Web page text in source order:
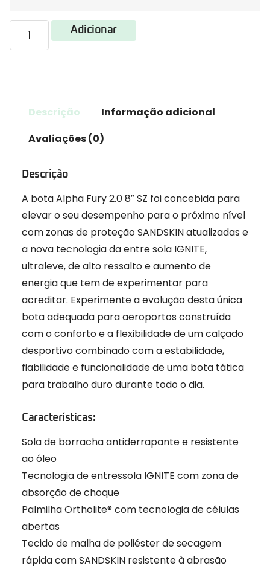
Adicionar
Descrição
Informação adicional
Avaliações (0)
Descrição
A bota Alpha Fury 2.0 8″ SZ foi concebida para
elevar o seu desempenho para o próximo nível
com zonas de proteção SANDSKIN atualizadas e
a nova tecnologia da entre sola IGNITE,
ultraleve, de alto ressalto e aumento de
energia que tem de experimentar para
acreditar. Experimente a evolução desta única
bota adequada para aeroportos construída
com o conforto e a flexibilidade de um calçado
desportivo combinado com a estabilidade,
fiabilidade e funcionalidade de uma bota tática
para trabalho duro durante todo o dia.
Características:
Sola de borracha antiderrapante e resistente
ao óleo
Tecnologia de entressola IGNITE com zona de
absorção de choque
Palmilha Ortholite® com tecnologia de células
abertas
Tecido de malha de poliéster de secagem
rápida com SANDSKIN resistente à abrasão